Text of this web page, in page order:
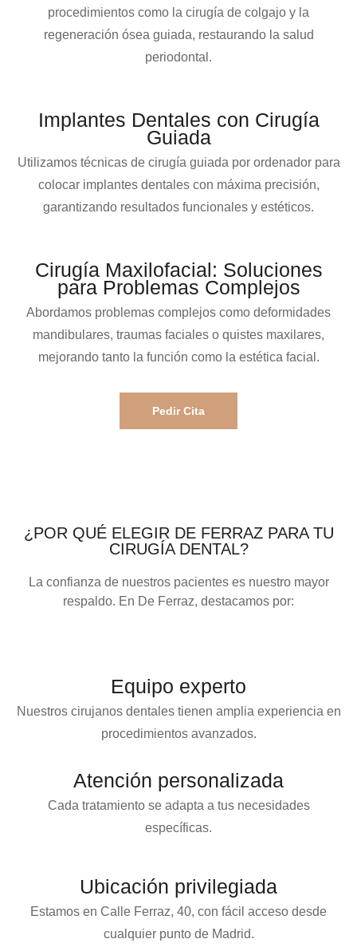
procedimientos como la cirugía de colgajo y la
regeneración ósea guiada, restaurando la salud
periodontal.
Implantes Dentales con Cirugía
Guiada
Utilizamos técnicas de cirugía guiada por ordenador para
colocar implantes dentales con máxima precisión,
garantizando resultados funcionales y estéticos.
Cirugía Maxilofacial: Soluciones
para Problemas Complejos
Abordamos problemas complejos como deformidades
mandibulares, traumas faciales o quistes maxilares,
mejorando tanto la función como la estética facial.
Pedir Cita
¿POR QUÉ ELEGIR DE FERRAZ PARA TU
CIRUGÍA DENTAL?
La confianza de nuestros pacientes es nuestro mayor
respaldo. En De Ferraz, destacamos por:
Equipo experto
Nuestros cirujanos dentales tienen amplia experiencia en
procedimientos avanzados.
Atención personalizada
Cada tratamiento se adapta a tus necesidades
específicas.
Ubicación privilegiada
Estamos en Calle Ferraz, 40, con fácil acceso desde
cualquier punto de Madrid.